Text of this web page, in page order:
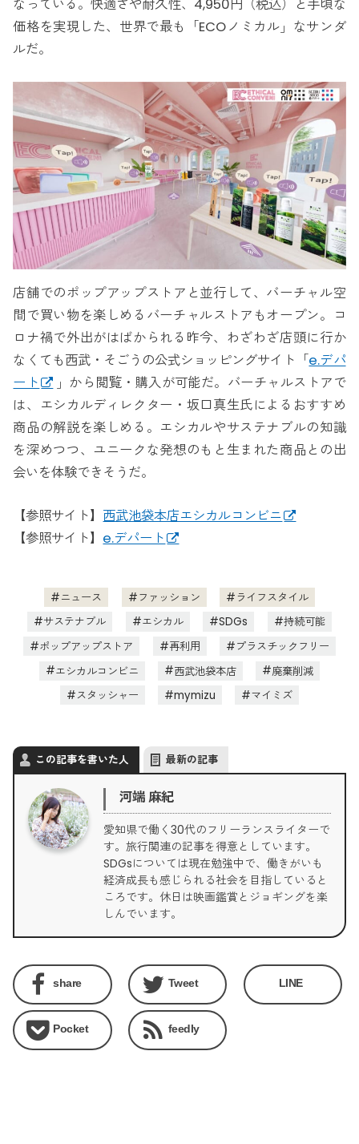
なっている。快適さや耐久性、4,950円（税込）と手頃な
価格を実現した、世界で最も「ECOノミカル」なサンダ
ルだ。
店舗でのポップアップストアと並行して、バーチャル空
間で買い物を楽しめるバーチャルストアもオープン。コ
ロナ禍で外出がはばかられる昨今、わざわざ店頭に行か
なくても西武・そごうの公式ショッピングサイト「e.デパ
ート
」から閲覧・購入が可能だ。バーチャルストアで
は、エシカルディレクター・坂口真生氏によるおすすめ
商品の解説を楽しめる。エシカルやサステナブルの知識
を深めつつ、ユニークな発想のもと生まれた商品との出
会いを体験できそうだ。
【参照サイト】 西武池袋本店エシカルコンビニ
【参照サイト】 e.デパート
ニュース ファッション
ライフスタイル
サステナブル
エシカル SDGs
持続可能
ポップアップストア
再利用
プラスチックフリー
エシカルコンビニ
西武池袋本店
廃棄削減
スタッシャー
mymizu マイミズ
この記事を書いた人 最新の記事
河端 麻紀
愛知県で働く30代のフリーランスライターで
す。旅行関連の記事を得意としています。
SDGsについては現在勉強中で、働きがいも
経済成長も感じられる社会を目指していると
ころです。休日は映画鑑賞とジョギングを楽
しんでいます。
share Tweet LINE
Pocket feedly